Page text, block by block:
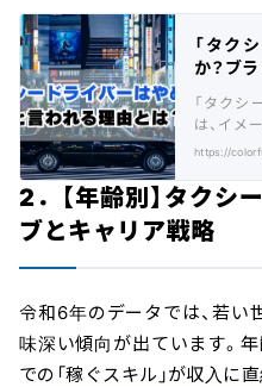
「タク
か？ブ
「タクシ
は、イメ
られてい
2．【年齢別】タクシ
ブとキャリア戦略
令和6年のデータでは、若
味深い傾向が出ています。
での「稼ぐスキル」が収入に